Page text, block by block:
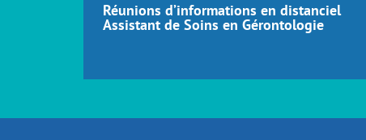
Réunions d’informations en distanciel
Assistant de Soins en Gérontologie